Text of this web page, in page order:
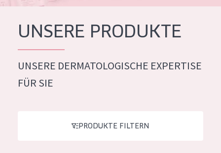
PRODUKTTYP
Feuchtigkeit und Ausstrahlung
Hautregeneration
ALLE PRODUKTE
Inspiration
Kontakt
French
UNSERE PRODUKTE
UNSERE DERMATOLOGISCHE EXPERTISE
FÜR SIE
PRODUKTE FILTERN